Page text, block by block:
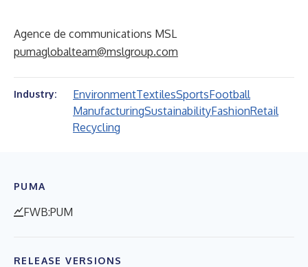
Agence de communications MSL
pumaglobalteam@mslgroup.com
Industry: EnvironmentTextilesSportsFootball
ManufacturingSustainabilityFashionRetail
Recycling
PUMA
FWB:PUM
RELEASE VERSIONS